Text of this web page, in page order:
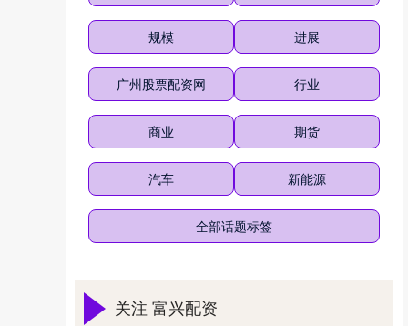
规模 进展
广州股票配资网 行业
商业 期货
汽车 新能源
全部话题标签
关注 富兴配资